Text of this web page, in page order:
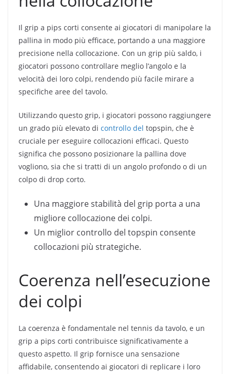
Il grip a pips corti consente ai giocatori di manipolare la
pallina in modo più efficace, portando a una maggiore
precisione nella collocazione. Con un grip più saldo, i
giocatori possono controllare meglio l’angolo e la
velocità dei loro colpi, rendendo più facile mirare a
specifiche aree del tavolo.
Utilizzando questo grip, i giocatori possono raggiungere
un grado più elevato di controllo del topspin, che è
cruciale per eseguire collocazioni efficaci. Questo
significa che possono posizionare la pallina dove
vogliono, sia che si tratti di un angolo profondo o di un
colpo di drop corto.
Una maggiore stabilità del grip porta a una
migliore collocazione dei colpi.
Un miglior controllo del topspin consente
collocazioni più strategiche.
Coerenza nell’esecuzione
dei colpi
La coerenza è fondamentale nel tennis da tavolo, e un
grip a pips corti contribuisce significativamente a
questo aspetto. Il grip fornisce una sensazione
affidabile, consentendo ai giocatori di replicare i loro